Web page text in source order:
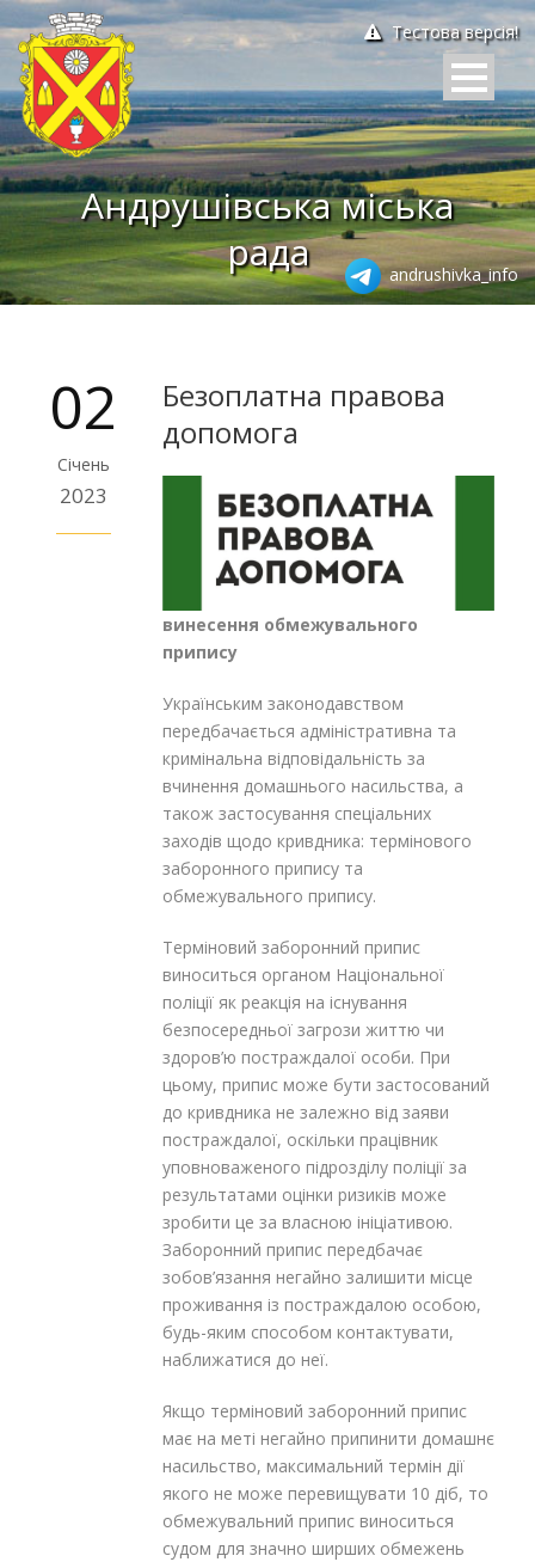
Тестова версія!
Андрушівська міська
рада
andrushivka_info
02
Січень
2023
Безоплатна правова
допомога
винесення обмежувального
припису
Українським законодавством
передбачається адміністративна та
кримінальна відповідальність за
вчинення домашнього насильства, а
також застосування спеціальних
заходів щодо кривдника: термінового
заборонного припису та
обмежувального припису.
Терміновий заборонний припис
виноситься органом Національної
поліції як реакція на існування
безпосередньої загрози життю чи
здоров’ю постраждалої особи. При
цьому, припис може бути застосований
до кривдника не залежно від заяви
постраждалої, оскільки працівник
уповноваженого підрозділу поліції за
результатами оцінки ризиків може
зробити це за власною ініціативою.
Заборонний припис передбачає
зобов’язання негайно залишити місце
проживання із постраждалою особою,
будь-яким способом контактувати,
наближатися до неї.
Якщо терміновий заборонний припис
має на меті негайно припинити домашнє
насильство, максимальний термін дії
якого не може перевищувати 10 діб, то
обмежувальний припис виноситься
судом для значно ширших обмежень